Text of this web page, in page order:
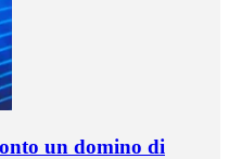
un domino di